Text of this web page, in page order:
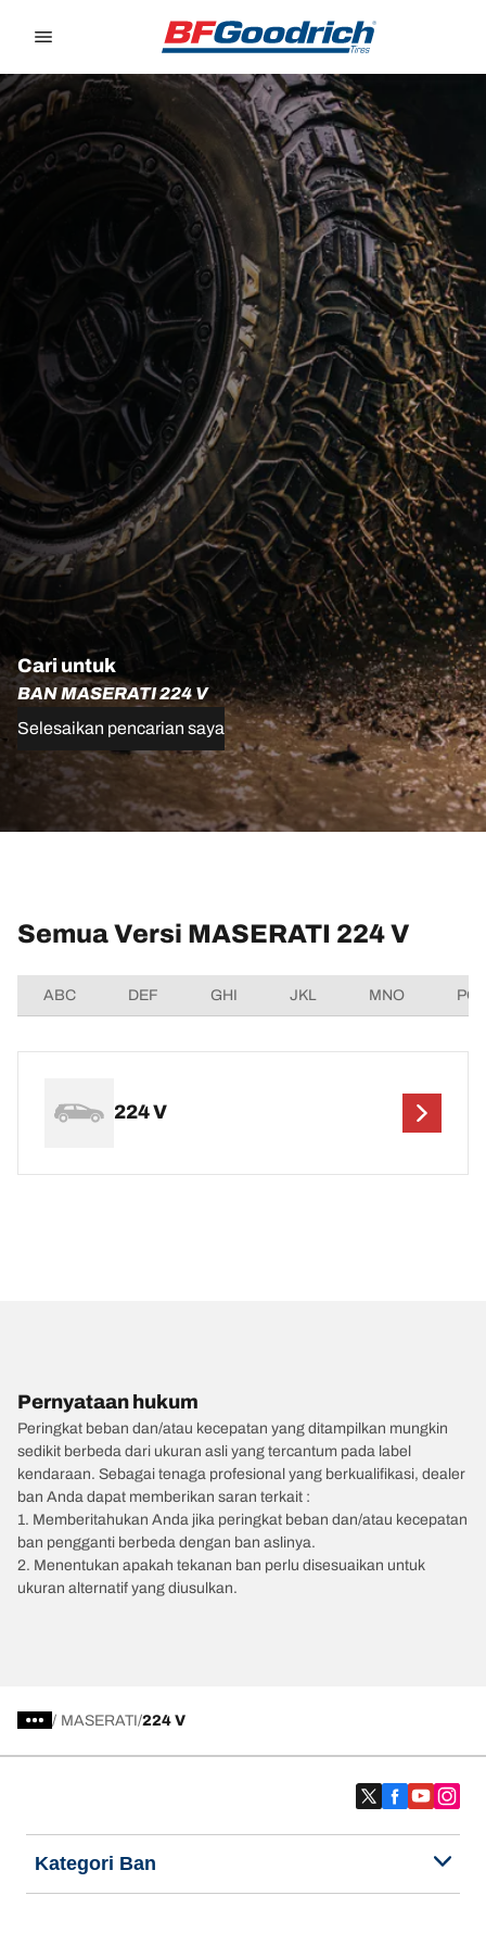
Cari untuk
BAN MASERATI 224 V
Selesaikan pencarian saya
Semua Versi MASERATI 224 V
ABC DEF GHI JKL MNO
224 V
Pernyataan hukum
Peringkat beban dan/atau kecepatan yang ditampilkan mungkin
sedikit berbeda dari ukuran asli yang tercantum pada label
kendaraan. Sebagai tenaga profesional yang berkualifikasi, dealer
ban Anda dapat memberikan saran terkait :
1. Memberitahukan Anda jika peringkat beban dan/atau kecepatan
ban pengganti berbeda dengan ban aslinya.
2. Menentukan apakah tekanan ban perlu disesuaikan untuk
ukuran alternatif yang diusulkan.
/ MASERATI 224 V
Kategori Ban